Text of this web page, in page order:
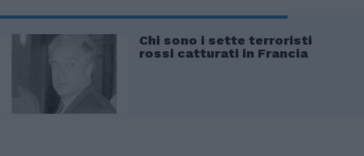
Chi sono i sette terroristi
rossi catturati in Francia